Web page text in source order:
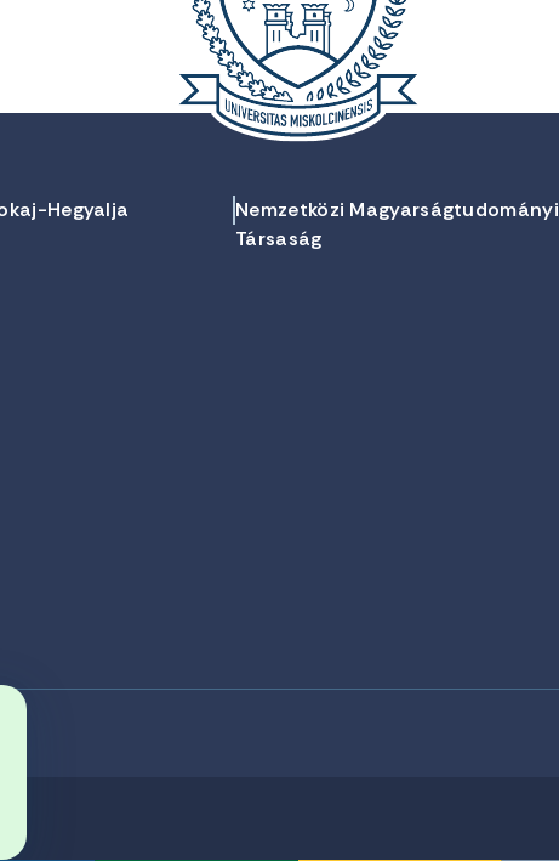
Hegyalja
Nemzetközi Magyarságtudományi
Társaság